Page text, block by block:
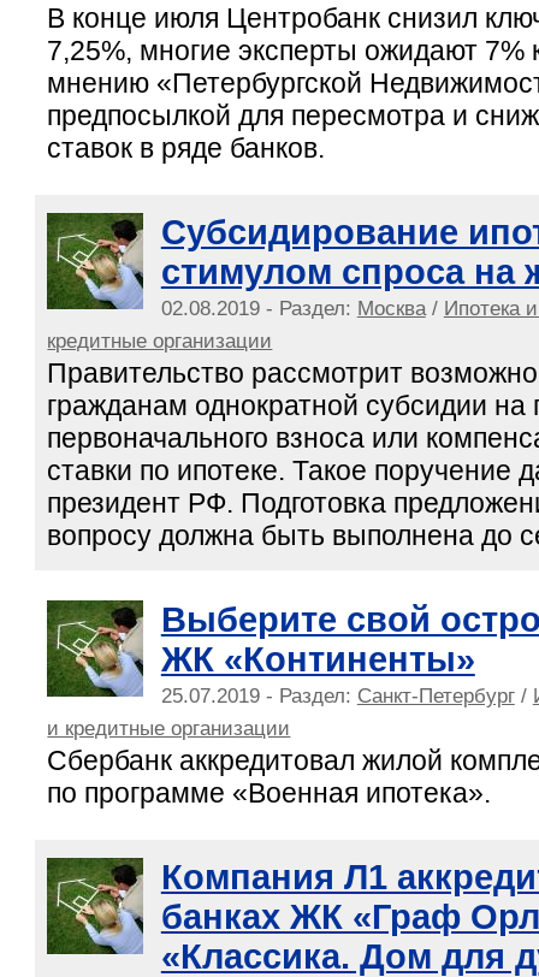
В конце июля Центробанк снизил
7,25%, многие эксперты ожидают 7%
мнению «Петербургской
предпосылкой для пересмотра и
ставок в ряде банков.
Субсидирование
стимулом спроса на
02.08.2019 - Раздел: Москва/ Ипотека
кредитные организации
Правительство рассмотрит
гражданам однократной субсидии на
первоначального взноса или
ставки по ипотеке. Такое поручение
президент РФ. Подготовка
вопросу должна быть выполнена до
Выберите свой
ЖК «Континенты»
25.07.2019 - Раздел: Санкт-Петербург/
и кредитные организации
Сбербанк аккредитовал жилой
по программе «Военная ипотека».
Компания Л1
банках ЖК «Граф
«Классика. Дом для